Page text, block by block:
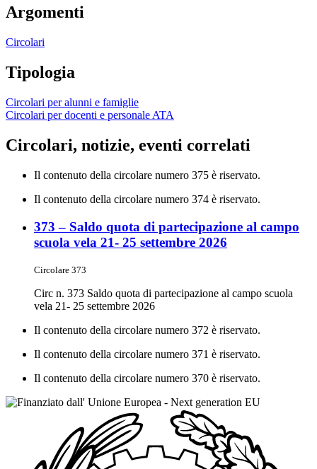
Argomenti
Circolari
Tipologia
Circolari per alunni e famiglie
Circolari per docenti e personale ATA
Circolari, notizie, eventi correlati
Il contenuto della circolare numero 375 è riservato.
Il contenuto della circolare numero 374 è riservato.
373 – Saldo quota di partecipazione al campo
scuola vela 21- 25 settembre 2026
Circolare 373
Circ n. 373 Saldo quota di partecipazione al campo scuola
vela 21- 25 settembre 2026
Il contenuto della circolare numero 372 è riservato.
Il contenuto della circolare numero 371 è riservato.
Il contenuto della circolare numero 370 è riservato.